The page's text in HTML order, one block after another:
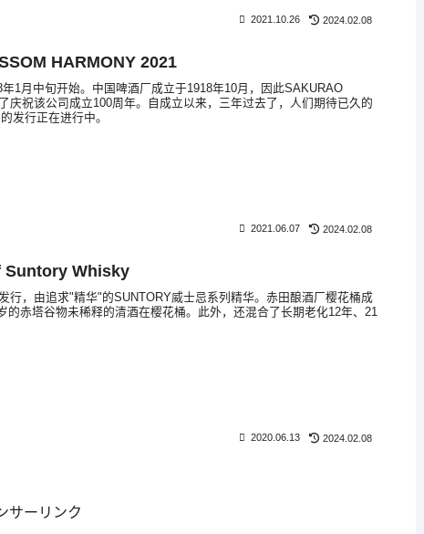
2021.10.26 2024.02.08
HARMONY 2021
1月中旬开始。中国啤酒厂成立于1918年10月，因此SAKURAO
庆祝该公司成立100周年。自成立以来，三年过去了，人们期待已久的
发行正在进行中。
2021.06.07 2024.02.08
Suntory Whisky
行，由追求"精华"的SUNTORY威士忌系列精华。赤田酿酒厂樱花桶成
的赤塔谷物未稀释的清酒在樱花桶。此外，还混合了长期老化12年、21
2020.06.13 2024.02.08
サーリンク